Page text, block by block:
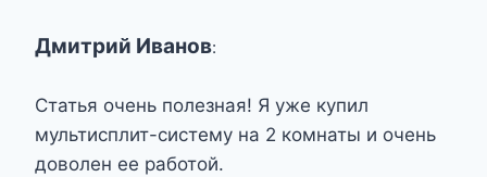
Дмитрий Иванов:
Статья очень полезная! Я уже купил
мультисплит-систему на 2 комнаты и очень
доволен ее работой.